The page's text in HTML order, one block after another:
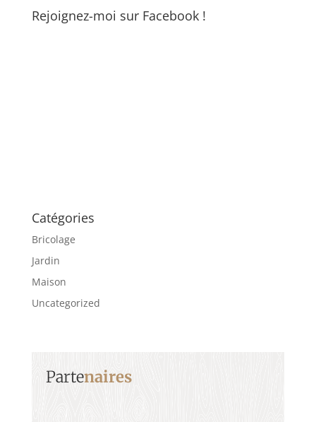
Rejoignez-moi sur Facebook !
Catégories
Bricolage
Jardin
Maison
Uncategorized
Partenaires